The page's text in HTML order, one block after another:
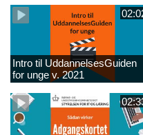
Intro til UddannelsesGuiden
for unge v. 2021